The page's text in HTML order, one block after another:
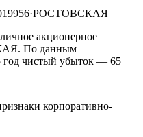
·РОСТОВСКАЯ
акционерное
По данным
год чистый убыток — 65
корпоративно-